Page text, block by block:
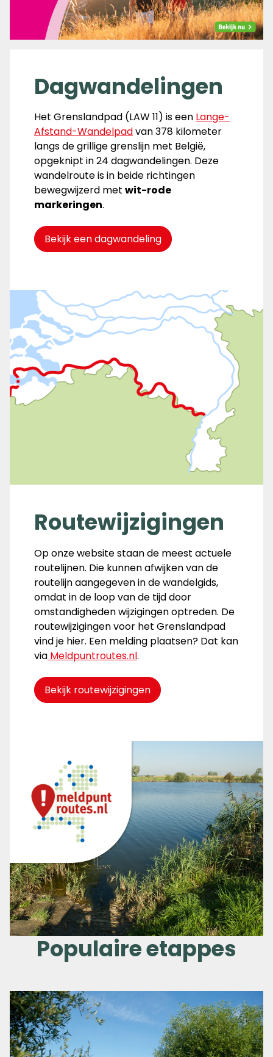
Dagwandelingen
Het Grenslandpad (LAW 11) is een Lange-
Afstand-Wandelpadvan 378 kilometer
langs de grillige grenslijn met België,
opgeknipt in 24 dagwandelingen. Deze
wandelroute is in beide richtingen
bewegwijzerd met wit-rode
markeringen.
Bekijk een dagwandeling
Routewijzigingen
Op onze website staan de meest actuele
routelijnen. Die kunnen afwijken van de
routelijn aangegeven in de wandelgids,
omdat in de loop van de tijd door
omstandigheden wijzigingen optreden. De
routewijzigingen voor het Grenslandpad
vind je hier. Een melding plaatsen? Dat kan
via Meldpuntroutes.nl.
Bekijk routewijzigingen
Populaire etappes